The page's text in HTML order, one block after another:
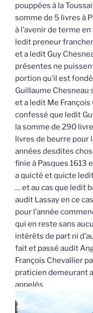
pouppées à la
somme de 5 livres à
à l’avenir de terme
ledit preneur
et a ledit Guy
présentes ne
portion qu’il est
Guillaume Chesneau
et a ledit Me
confessé que ledit
la somme de 290
livres de beurre pour
années desdites
finie à Pasques 1613
a quicté et quicte
… et au cas que ledit
audit Lassay en ce
pour l’année
qui en reste sans
intérêts de part ni
fait et passé audit
François Chevallier
praticien demeurant
appelés